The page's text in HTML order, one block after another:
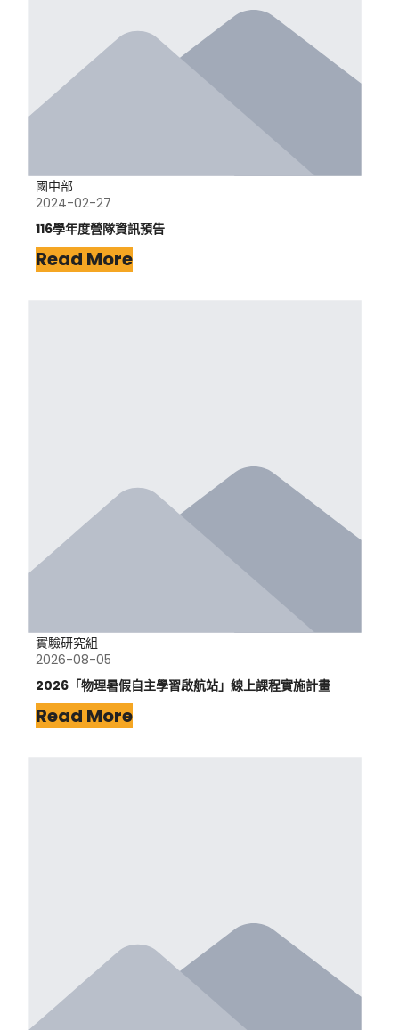
國中部
2024-02-27
116學年度營隊資訊預告
Read More
實驗研究組
2026-08-05
2026「物理暑假自主學習啟航站」線上課程實施計畫
Read More